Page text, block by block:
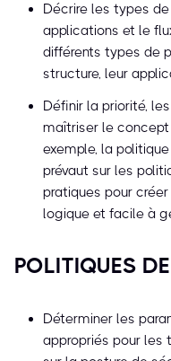
Décrire les types
applications et le
différents types de
structure, leur
Définir la priorité,
maîtriser le
exemple, la
prévaut sur les
pratiques pour
logique et facile à
POLITIQUES
Déterminer les
appropriés pour les